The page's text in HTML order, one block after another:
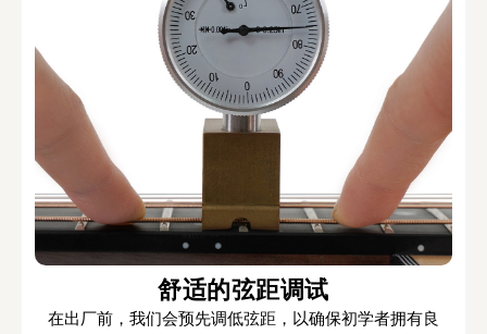
舒适的弦距调试
在出厂前，我们会预先调低弦距，以确保初学者拥有良